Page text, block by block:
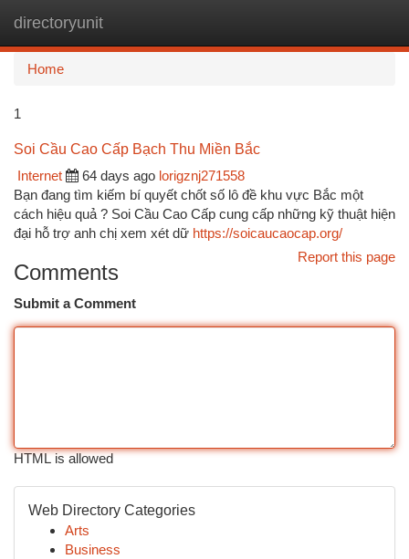
directoryunit
Home
1
Soi Cầu Cao Cấp Bạch Thu Miền Bắc
Internet
64 days ago lorigznj271558
Bạn đang tìm kiếm bí quyết chốt số lô đề khu vực Bắc một
cách hiệu quả ? Soi Cầu Cao Cấp cung cấp những kỹ thuật hiện
đại hỗ trợ anh chị xem xét dữ https://soicaucaocap.org/
Report this page
Comments
Submit a Comment
HTML is allowed
Web Directory Categories
Arts
Business